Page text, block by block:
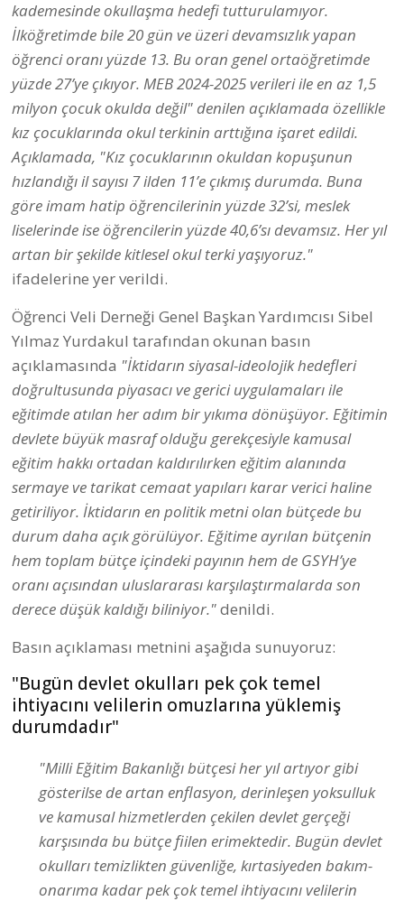
kademesinde okullaşma hedefi tutturulamıyor.
İlköğretimde bile 20 gün ve üzeri devamsızlık yapan
öğrenci oranı yüzde 13. Bu oran genel ortaöğretimde
yüzde 27’ye çıkıyor. MEB 2024-2025 verileri ile en az 1,5
milyon çocuk okulda değil" denilen açıklamada özellikle
kız çocuklarında okul terkinin arttığına işaret edildi.
Açıklamada, "Kız çocuklarının okuldan kopuşunun
hızlandığı il sayısı 7 ilden 11’e çıkmış durumda. Buna
göre imam hatip öğrencilerinin yüzde 32’si, meslek
liselerinde ise öğrencilerin yüzde 40,6’sı devamsız. Her yıl
artan bir şekilde kitlesel okul terki yaşıyoruz."
ifadelerine yer verildi.
Öğrenci Veli Derneği Genel Başkan Yardımcısı Sibel
Yılmaz Yurdakul tarafından okunan basın
açıklamasında "İktidarın siyasal-ideolojik hedefleri
doğrultusunda piyasacı ve gerici uygulamaları ile
eğitimde atılan her adım bir yıkıma dönüşüyor. Eğitimin
devlete büyük masraf olduğu gerekçesiyle kamusal
eğitim hakkı ortadan kaldırılırken eğitim alanında
sermaye ve tarikat cemaat yapıları karar verici haline
getiriliyor. İktidarın en politik metni olan bütçede bu
durum daha açık görülüyor. Eğitime ayrılan bütçenin
hem toplam bütçe içindeki payının hem de GSYH’ye
oranı açısından uluslararası karşılaştırmalarda son
derece düşük kaldığı biliniyor."denildi.
Basın açıklaması metnini aşağıda sunuyoruz:
"Bugün devlet okulları pek çok temel
ihtiyacını velilerin omuzlarına yüklemiş
durumdadır"
"Milli Eğitim Bakanlığı bütçesi her yıl artıyor gibi
gösterilse de artan enflasyon, derinleşen yoksulluk
ve kamusal hizmetlerden çekilen devlet gerçeği
karşısında bu bütçe fiilen erimektedir. Bugün devlet
okulları temizlikten güvenliğe, kırtasiyeden bakım-
onarıma kadar pek çok temel ihtiyacını velilerin